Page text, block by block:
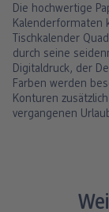
Die hochwertige
Kalenderformaten
Tischkalender
durch seine
Digitaldruck, der
Farben werden
Konturen
vergangenen